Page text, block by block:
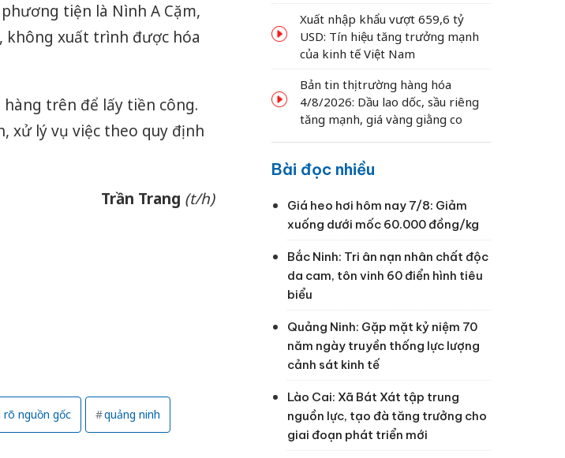
tiện là Nình A Cặm,
không xuất trình được hóa
trên để lấy tiền công.
xử lý vụ việc theo quy định
Trần Trang (t/h)
rõ nguồn gốc quảng ninh
Xuất nhập khẩu vượt 659,6 tỷ
USD: Tín hiệu tăng trưởng mạnh
của kinh tế Việt Nam
Bản tin thị trường hàng hóa
4/8/2026: Dầu lao dốc, sầu riêng
tăng mạnh, giá vàng giằng co
Bài đọc nhiều
Giá heo hơi hôm nay 7/8: Giảm
xuống dưới mốc 60.000 đồng/kg
Bắc Ninh: Tri ân nạn nhân chất độc
da cam, tôn vinh 60 điển hình tiêu
biểu
Quảng Ninh: Gặp mặt kỷ niệm 70
năm ngày truyền thống lực lượng
cảnh sát kinh tế
Lào Cai: Xã Bát Xát tập trung
nguồn lực, tạo đà tăng trưởng cho
giai đoạn phát triển mới